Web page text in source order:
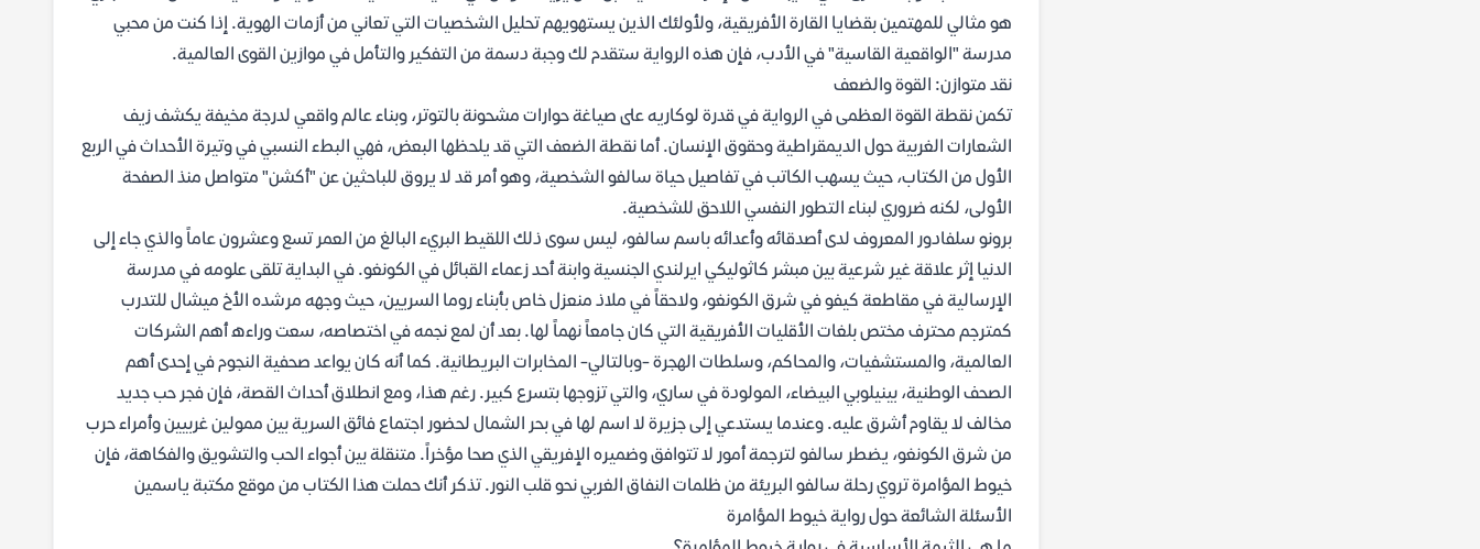
هو مثالي للمهتمين بقضايا القارة الأفريقية، ولأولئك الذين يستهويهم تحليل الشخصيات التي تعاني من أزمات الهوية. إذا كنت من محبي
مدرسة "الواقعية القاسية" في الأدب، فإن هذه الرواية ستقدم لك وجبة دسمة من التفكير والتأمل في موازين القوى العالمية.
نقد متوازن: القوة والضعف
تكمن نقطة القوة العظمى في الرواية في قدرة لوكاريه على صياغة حوارات مشحونة بالتوتر، وبناء عالم واقعي لدرجة مخيفة يكشف زيف
الشعارات الغربية حول الديمقراطية وحقوق الإنسان. أما نقطة الضعف التي قد يلحظها البعض، فهي البطء النسبي في وتيرة الأحداث في الربع
الأول من الكتاب، حيث يسهب الكاتب في تفاصيل حياة سالفو الشخصية، وهو أمر قد لا يروق للباحثين عن "أكشن" متواصل منذ الصفحة
الأولى، لكنه ضروري لبناء التطور النفسي اللاحق للشخصية.
برونو سلفادور المعروف لدى أصدقائه وأعدائه باسم سالفو، ليس سوى ذلك اللقيط البريء البالغ من العمر تسع وعشرون عاماً والذي جاء إلى
الدنيا إثر علاقة غير شرعية بين مبشر كاثوليكي ايرلندي الجنسية وابنة أحد زعماء القبائل في الكونغو. في البداية تلقى علومه في مدرسة
الإرسالية في مقاطعة كيفو في شرق الكونغو، ولاحقاً في ملاذ منعزل خاص بأبناء روما السريين، حيث وجهه مرشده الأخ ميشال للتدرب
كمترجم محترف مختص بلغات الأقليات الأفريقية التي كان جامعاً نهماً لها. بعد أن لمع نجمه في اختصاصه، سعت وراءه أهم الشركات
العالمية، والمستشفيات، والمحاكم، وسلطات الهجرة -وبالتالي- المخابرات البريطانية. كما أنه كان يواعد صحفية النجوم في إحدى أهم
الصحف الوطنية، بينيلوبي البيضاء، المولودة في ساري، والتي تزوجها بتسرع كبير. رغم هذا، ومع انطلاق أحداث القصة، فإن فجر حب جديد
مخالف لا يقاوم أشرق عليه. وعندما يستدعي إلى جزيرة لا اسم لها في بحر الشمال لحضور اجتماع فائق السرية بين ممولين غربيين وأمراء حرب
من شرق الكونغو، يضطر سالفو لترجمة أمور لا تتوافق وضميره الإفريقي الذي صحا مؤخراً. متنقلة بين أجواء الحب والتشويق والفكاهة، فإن
خيوط المؤامرة تروي رحلة سالفو البريئة من ظلمات النفاق الغربي نحو قلب النور. تذكر أنك حملت هذا الكتاب من موقع مكتبة ياسمين
الأسئلة الشائعة حول رواية خيوط المؤامرة